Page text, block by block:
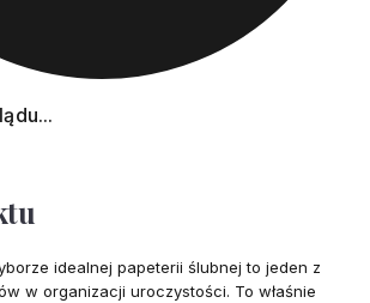
idealnej papeterii ślubnej to jeden z
w organizacji uroczystości. To właśnie